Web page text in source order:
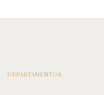
DEPARTAMENTOS